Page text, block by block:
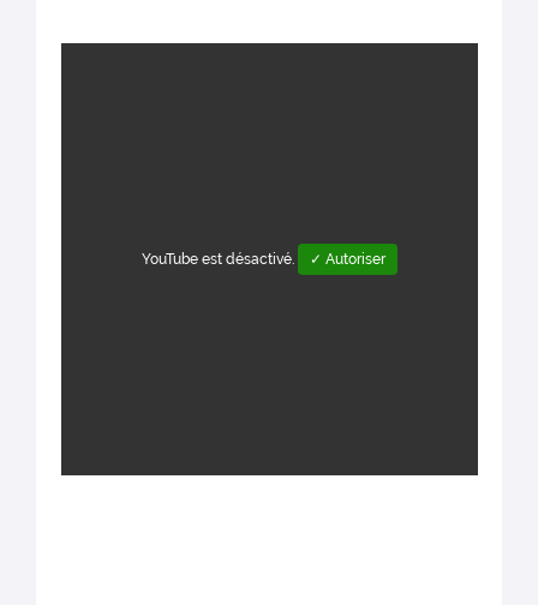
YouTube est désactivé. ✓ Autoriser